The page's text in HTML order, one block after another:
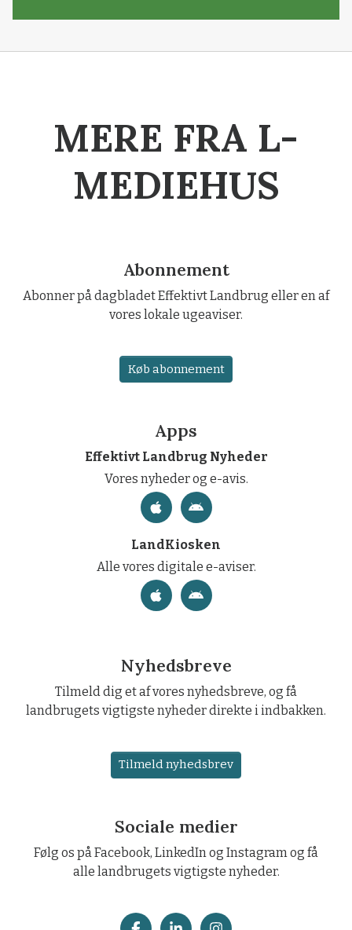
MERE FRA L-
MEDIEHUS
Abonnement
Abonner på dagbladet Effektivt Landbrug eller en af
vores lokale ugeaviser.
Køb abonnement
Apps
Effektivt Landbrug Nyheder
Vores nyheder og e-avis.
LandKiosken
Alle vores digitale e-aviser.
Nyhedsbreve
Tilmeld dig et af vores nyhedsbreve, og få
landbrugets vigtigste nyheder direkte i indbakken.
Tilmeld nyhedsbrev
Sociale medier
Følg os på Facebook, LinkedIn og Instagram og få
alle landbrugets vigtigste nyheder.